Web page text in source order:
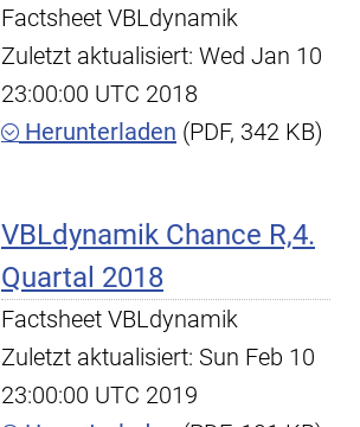
Factsheet VBLdynamik
Zuletzt aktualisiert: Wed Jan 10
23:00:00 UTC 2018
Herunterladen (PDF, 342 KB)
VBLdynamik Chance R,4.
Quartal 2018
Factsheet VBLdynamik
Zuletzt aktualisiert: Sun Feb 10
23:00:00 UTC 2019